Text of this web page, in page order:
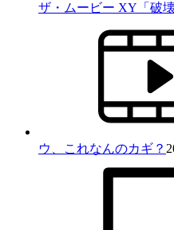
ザ・ムービー XY「破
ウ、これなんのカギ？